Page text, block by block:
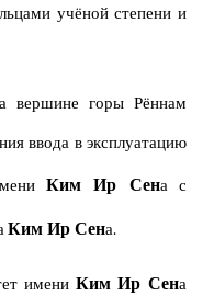
учёной степени и
вершине горы Рённам
ввода в эксплуатацию
Ким Ир Сена с
Ким Ир Сена.
имени Ким Ир Сена